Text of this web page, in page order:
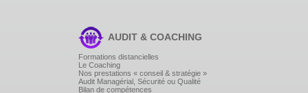
AUDIT & COACHING
Formations distancielles
Le Coaching
Nos prestations « conseil & stratégie »
Audit Managérial, Sécurité ou Qualité
Bilan de compétences